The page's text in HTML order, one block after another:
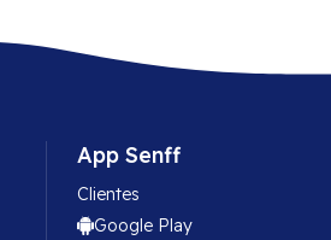
App Senff
Clientes
Google Play